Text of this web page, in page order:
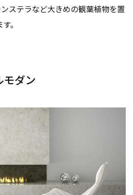
ステラなど大きめの観葉植物を置
。
ダン